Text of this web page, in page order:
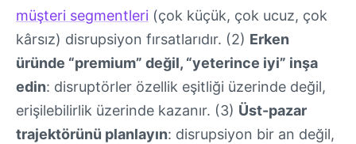
müşteri segmentleri (çok küçük, çok ucuz, çok
kârsız) disrupsiyon fırsatlarıdır. (2) Erken
üründe “premium” değil, “yeterince iyi” inşa
edin: disruptörler özellik eşitliği üzerinde değil,
erişilebilirlik üzerinde kazanır. (3) Üst-pazar
trajektörünü planlayın: disrupsiyon bir an değil,